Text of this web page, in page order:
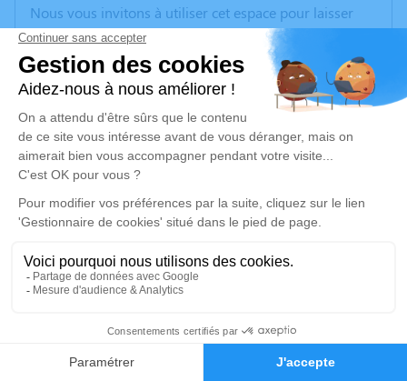
Faire-part Hommages
Nous vous invitons à utiliser cet espace pour laisser
vos condoléances, partager des photos souvenirs, une
anecdote ou exprimer vos pensées à travers des
poèmes ou des textes. Cet endroit est un lieu
d'expression dédié à honorer la mémoire de Jeanne
HOTTIN.
Un service de plantation d’arbre hommage est
disponible ici
Cérémonie religieuse
Église Saint Barthélemy d'Oignies
Place de la IVe République